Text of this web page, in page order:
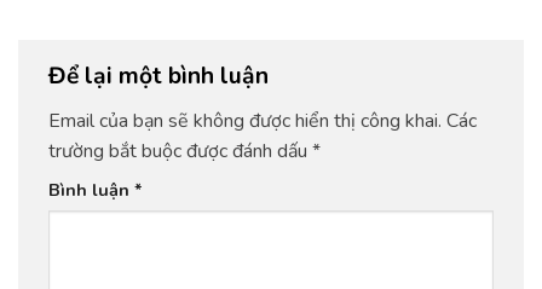
Để lại một bình luận
Email của bạn sẽ không được hiển thị công khai. Các
trường bắt buộc được đánh dấu *
Bình luận *